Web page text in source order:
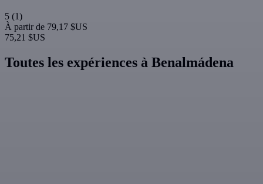
5 (1)
À partir de 79,17 $US
75,21 $US
Toutes les expériences à Benalmádena